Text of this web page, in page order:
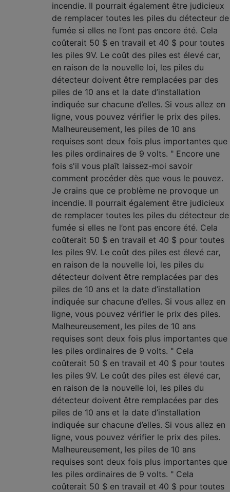
incendie. Il pourrait également être judicieux
de remplacer toutes les piles du détecteur de
fumée si elles ne l’ont pas encore été. Cela
coûterait 50 $ en travail et 40 $ pour toutes
les piles 9V. Le coût des piles est élevé car,
en raison de la nouvelle loi, les piles du
détecteur doivent être remplacées par des
piles de 10 ans et la date d’installation
indiquée sur chacune d’elles. Si vous allez en
ligne, vous pouvez vérifier le prix des piles.
Malheureusement, les piles de 10 ans
requises sont deux fois plus importantes que
les piles ordinaires de 9 volts. " Encore une
fois s'il vous plaît laissez-moi savoir
comment procéder dès que vous le pouvez.
Je crains que ce problème ne provoque un
incendie. Il pourrait également être judicieux
de remplacer toutes les piles du détecteur de
fumée si elles ne l’ont pas encore été. Cela
coûterait 50 $ en travail et 40 $ pour toutes
les piles 9V. Le coût des piles est élevé car,
en raison de la nouvelle loi, les piles du
détecteur doivent être remplacées par des
piles de 10 ans et la date d’installation
indiquée sur chacune d’elles. Si vous allez en
ligne, vous pouvez vérifier le prix des piles.
Malheureusement, les piles de 10 ans
requises sont deux fois plus importantes que
les piles ordinaires de 9 volts. " Cela
coûterait 50 $ en travail et 40 $ pour toutes
les piles 9V. Le coût des piles est élevé car,
en raison de la nouvelle loi, les piles du
détecteur doivent être remplacées par des
piles de 10 ans et la date d’installation
indiquée sur chacune d’elles. Si vous allez en
ligne, vous pouvez vérifier le prix des piles.
Malheureusement, les piles de 10 ans
requises sont deux fois plus importantes que
les piles ordinaires de 9 volts. " Cela
coûterait 50 $ en travail et 40 $ pour toutes